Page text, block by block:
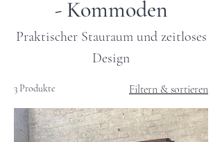
- Kommoden
Praktischer Stauraum und zeitloses
Design
3 Produkte Filtern & sortieren